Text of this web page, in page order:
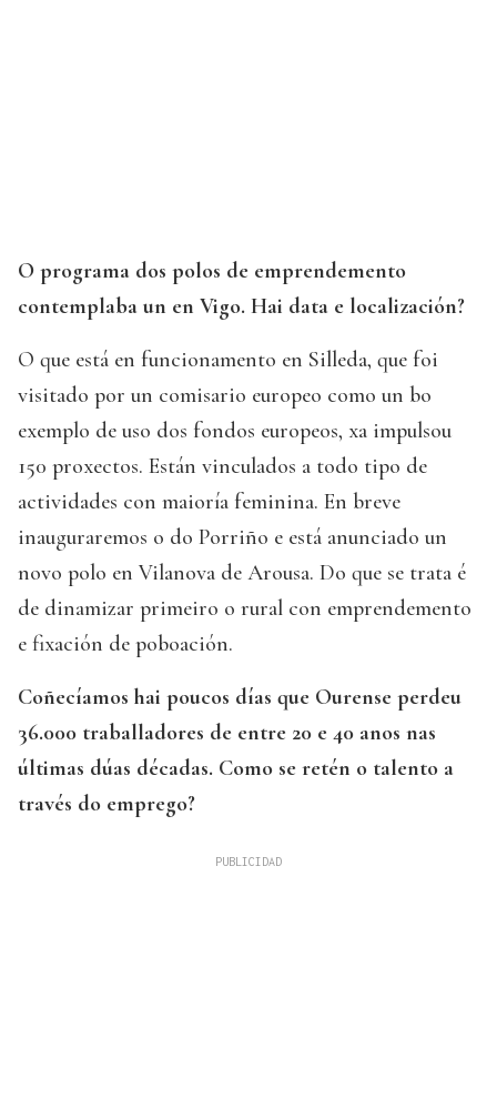
O programa dos polos de emprendemento
contemplaba un en Vigo. Hai data e localización?
O que está en funcionamento en Silleda, que foi
visitado por un comisario europeo como un bo
exemplo de uso dos fondos europeos, xa impulsou
150 proxectos. Están vinculados a todo tipo de
actividades con maioría feminina. En breve
inauguraremos o do Porriño e está anunciado un
novo polo en Vilanova de Arousa. Do que se trata é
de dinamizar primeiro o rural con emprendemento
e fixación de poboación.
Coñecíamos hai poucos días que Ourense perdeu
36.000 traballadores de entre 20 e 40 anos nas
últimas dúas décadas. Como se retén o talento a
través do emprego?